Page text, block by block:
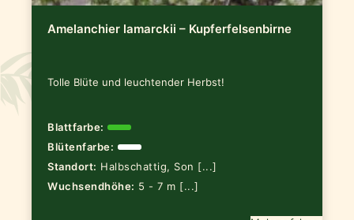
Amelanchier lamarckii – Kupferfelsenbirne
Tolle Blüte und leuchtender Herbst!
Blattfarbe:
Blütenfarbe:
Standort: Halbschattig, Son [...]
Wuchsendhöhe: 5 - 7 m [...]